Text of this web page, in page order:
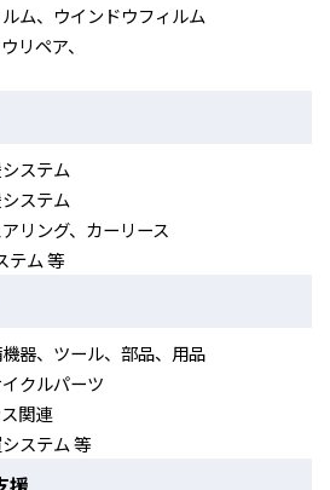
ム、ウインドウフィルム
リペア、
ステム
ステム
リング、カーリース
テム 等
器、ツール、部品、用品
クルパーツ
関連
ステム 等